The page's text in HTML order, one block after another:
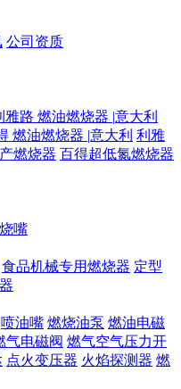
公司资质
雅路 燃油燃烧器 |意大利
燃油燃烧器 |意大利 利雅
燃烧器 百得超低氮燃烧器
嘴
食品机械专用燃烧器 定型
喷油嘴 燃烧油泵 燃油电磁
气电磁阀 燃气空气压力开
点火变压器 火焰探测器 燃